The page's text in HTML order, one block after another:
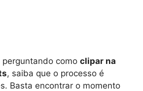
perguntando como clipar na
, saiba que o processo é
Basta encontrar o momento